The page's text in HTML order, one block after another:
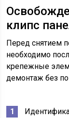
клипс
Перед снятием
необходимо
крепежные
демонтаж без